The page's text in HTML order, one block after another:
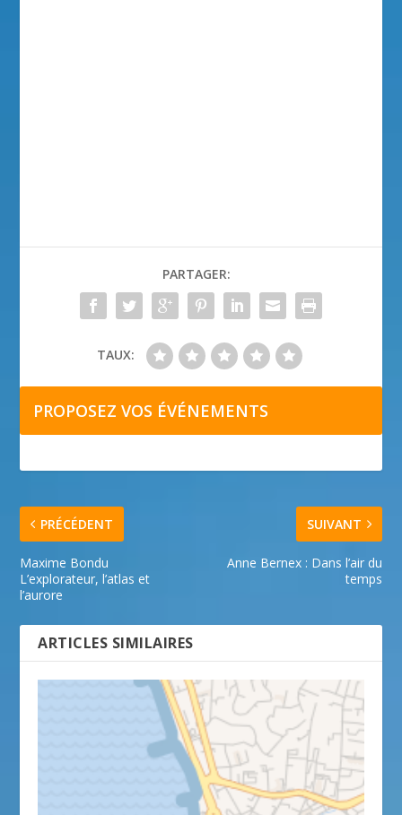
PARTAGER:
TAUX:
PROPOSEZ VOS ÉVÉNEMENTS
PRÉCÉDENT
Maxime Bondu
L’explorateur, l’atlas et
l’aurore
SUIVANT
Anne Bernex : Dans l’air du
temps
ARTICLES SIMILAIRES